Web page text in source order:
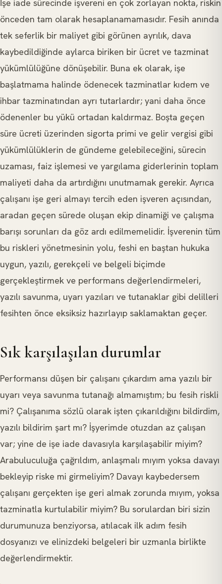
İşe iade sürecinde işvereni en çok zorlayan nokta, riskin
önceden tam olarak hesaplanamamasıdır. Fesih anında
tek seferlik bir maliyet gibi görünen ayrılık, dava
kaybedildiğinde aylarca biriken bir ücret ve tazminat
yükümlülüğüne dönüşebilir. Buna ek olarak, işe
başlatmama halinde ödenecek tazminatlar kıdem ve
ihbar tazminatından ayrı tutarlardır; yani daha önce
ödenenler bu yükü ortadan kaldırmaz. Boşta geçen
süre ücreti üzerinden sigorta primi ve gelir vergisi gibi
yükümlülüklerin de gündeme gelebileceğini, sürecin
uzaması, faiz işlemesi ve yargılama giderlerinin toplam
maliyeti daha da artırdığını unutmamak gerekir. Ayrıca
çalışanı işe geri almayı tercih eden işveren açısından,
aradan geçen sürede oluşan ekip dinamiği ve çalışma
barışı sorunları da göz ardı edilmemelidir. İşverenin tüm
bu riskleri yönetmesinin yolu, feshi en baştan hukuka
uygun, yazılı, gerekçeli ve belgeli biçimde
gerçekleştirmek ve performans değerlendirmeleri,
yazılı savunma, uyarı yazıları ve tutanaklar gibi delilleri
fesihten önce eksiksiz hazırlayıp saklamaktan geçer.
Sık karşılaşılan durumlar
Performansı düşen bir çalışanı çıkardım ama yazılı bir
uyarı veya savunma tutanağı almamıştım; bu fesih riskli
mi? Çalışanıma sözlü olarak işten çıkarıldığını bildirdim,
yazılı bildirim şart mı? İşyerimde otuzdan az çalışan
var; yine de işe iade davasıyla karşılaşabilir miyim?
Arabuluculuğa çağrıldım, anlaşmalı mıyım yoksa davayı
bekleyip riske mi girmeliyim? Davayı kaybedersem
çalışanı gerçekten işe geri almak zorunda mıyım, yoksa
tazminatla kurtulabilir miyim? Bu sorulardan biri sizin
durumunuza benziyorsa, atılacak ilk adım fesih
dosyanızı ve elinizdeki belgeleri bir uzmanla birlikte
değerlendirmektir.